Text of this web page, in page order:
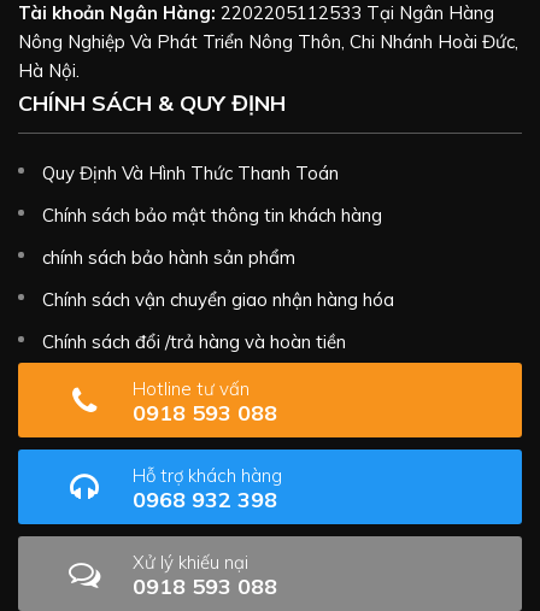
Tài khoản Ngân Hàng: 2202205112533 Tại Ngân Hàng
Nông Nghiệp Và Phát Triển Nông Thôn, Chi Nhánh Hoài Đức,
Hà Nội.
CHÍNH SÁCH & QUY ĐỊNH
Quy Định Và Hình Thức Thanh Toán
Chính sách bảo mật thông tin khách hàng
chính sách bảo hành sản phẩm
Chính sách vận chuyển giao nhận hàng hóa
Chính sách đổi /trả hàng và hoàn tiền
Hotline tư vấn
0918 593 088
Hỗ trợ khách hàng
0968 932 398
Xử lý khiếu nại
0918 593 088